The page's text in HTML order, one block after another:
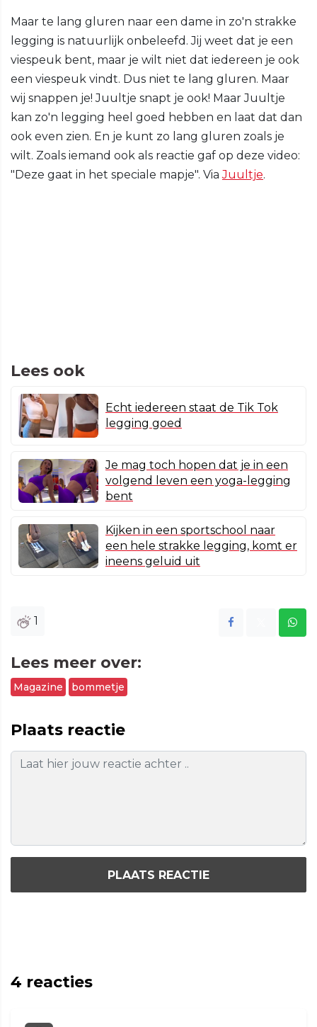
Maar te lang gluren naar een dame in zo'n strakke
legging is natuurlijk onbeleefd. Jij weet dat je een
viespeuk bent, maar je wilt niet dat iedereen je ook
een viespeuk vindt. Dus niet te lang gluren. Maar
wij snappen je! Juultje snapt je ook! Maar Juultje
kan zo'n legging heel goed hebben en laat dat dan
ook even zien. En je kunt zo lang gluren zoals je
wilt. Zoals iemand ook als reactie gaf op deze video:
"Deze gaat in het speciale mapje". ViaJuultje.
Lees ook
Echt iedereen staat de Tik Tok
legging goed
Je mag toch hopen dat je in een
volgend leven een yoga-legging
bent
Kijken in een sportschool naar
een hele strakke legging, komt er
ineens geluid uit
1
Lees meer over:
Magazine bommetje
Plaats reactie
PLAATS REACTIE
4 reacties